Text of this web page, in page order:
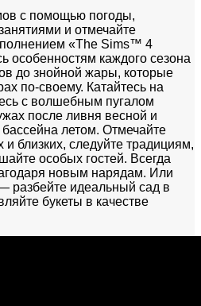
с помощью погоды,
и отмечайте
«The Sims™ 4
особенностям каждого сезона
до знойной жары, которые
по-своему. Катайтесь на
с волшебным пугалом
после ливня весной и
летом. Отмечайте
и близких, следуйте традициям,
особых гостей. Всегда
новым нарядам. Или
разбейте идеальный сад в
букеты в качестве